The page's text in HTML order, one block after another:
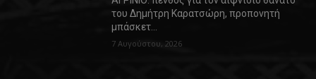
του Δημήτρη Καρατσώρη, προπονητή
μπάσκετ…
7 Αυγούστου, 2026